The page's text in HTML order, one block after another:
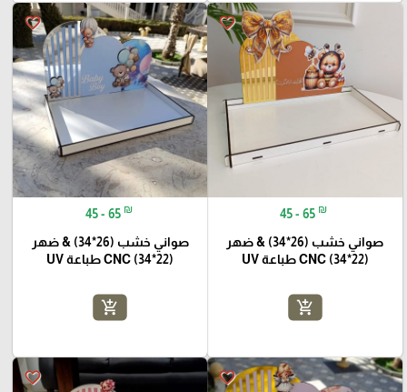
favorite_border
45 - 65 ₪
صواني خشب (26*34) & ضهر
(22*34) CNC طباعة UV
add_shopping_cart
favorite_border
45 - 65 ₪
صواني خشب (26*34) & ضهر
(22*34) CNC طباعة UV
add_shopping_cart
favorite_border
favorite_border